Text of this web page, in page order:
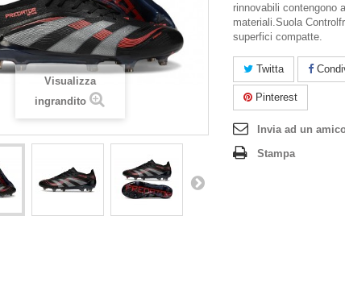
Visualizza
ingrandito
rinnovabili contengono
materiali.Suola
superfici compatte.
Twitta
Pinterest
Invia ad un
Stampa